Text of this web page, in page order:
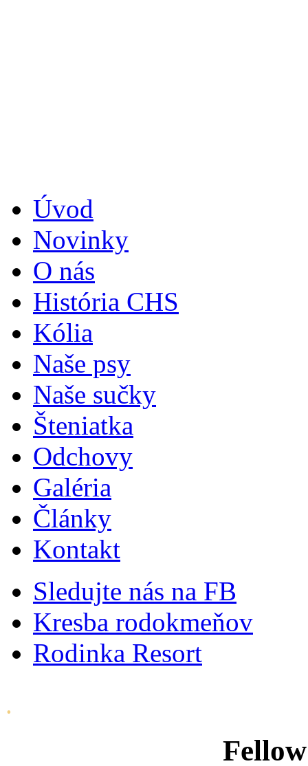
Úvod
Novinky
O nás
História CHS
Kólia
Naše psy
Naše sučky
Šteniatka
Odchovy
Galéria
Články
Kontakt
Sledujte nás na FB
Kresba rodokmeňov
Rodinka Resort
.